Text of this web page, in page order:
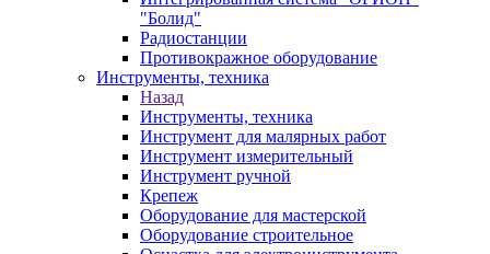
"Болид"
Радиостанции
Противокражное оборудование
Инструменты, техника
Назад
Инструменты, техника
Инструмент для малярных работ
Инструмент измерительный
Инструмент ручной
Крепеж
Оборудование для мастерской
Оборудование строительное